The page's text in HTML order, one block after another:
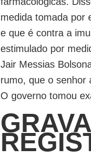
medida tomada por
e que é contra a
estimulado por
Jair Messias
rumo, que o senhor
O governo tomou